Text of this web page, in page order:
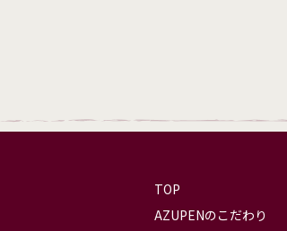
TOP
AZUPENのこだわり